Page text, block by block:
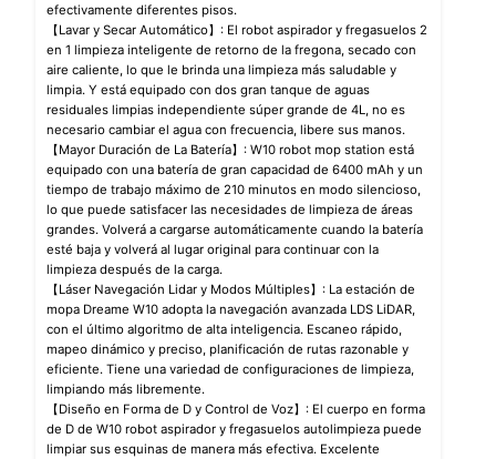
efectivamente diferentes pisos.
【Lavar y Secar Automático】: El robot aspirador y fregasuelos 2
en 1 limpieza inteligente de retorno de la fregona, secado con
aire caliente, lo que le brinda una limpieza más saludable y
limpia. Y está equipado con dos gran tanque de aguas
residuales limpias independiente súper grande de 4L, no es
necesario cambiar el agua con frecuencia, libere sus manos.
【Mayor Duración de La Batería】: W10 robot mop station está
equipado con una batería de gran capacidad de 6400 mAh y un
tiempo de trabajo máximo de 210 minutos en modo silencioso,
lo que puede satisfacer las necesidades de limpieza de áreas
grandes. Volverá a cargarse automáticamente cuando la batería
esté baja y volverá al lugar original para continuar con la
limpieza después de la carga.
【Láser Navegación Lidar y Modos Múltiples】: La estación de
mopa Dreame W10 adopta la navegación avanzada LDS LiDAR,
con el último algoritmo de alta inteligencia. Escaneo rápido,
mapeo dinámico y preciso, planificación de rutas razonable y
eficiente. Tiene una variedad de configuraciones de limpieza,
limpiando más libremente.
【Diseño en Forma de D y Control de Voz】: El cuerpo en forma
de D de W10 robot aspirador y fregasuelos autolimpieza puede
limpiar sus esquinas de manera más efectiva. Excelente